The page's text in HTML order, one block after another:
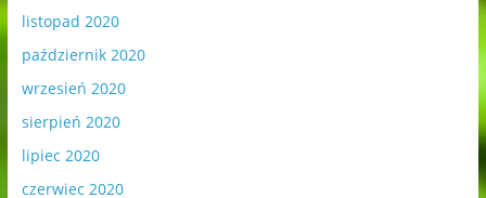
listopad 2020
październik 2020
wrzesień 2020
sierpień 2020
lipiec 2020
czerwiec 2020